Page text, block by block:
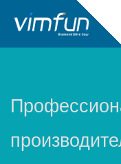
содержимому